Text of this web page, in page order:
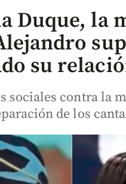
Duque, la
su
sociales contra la
de los